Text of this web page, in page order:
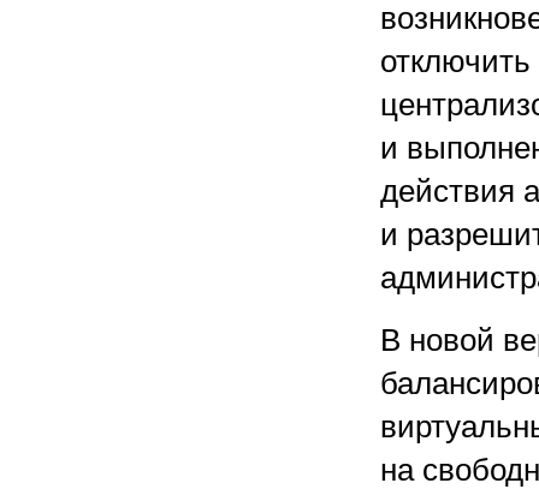
и
действия
и
В новой
на